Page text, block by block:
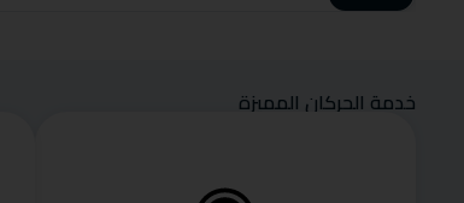
خدمة الحركان المميزة